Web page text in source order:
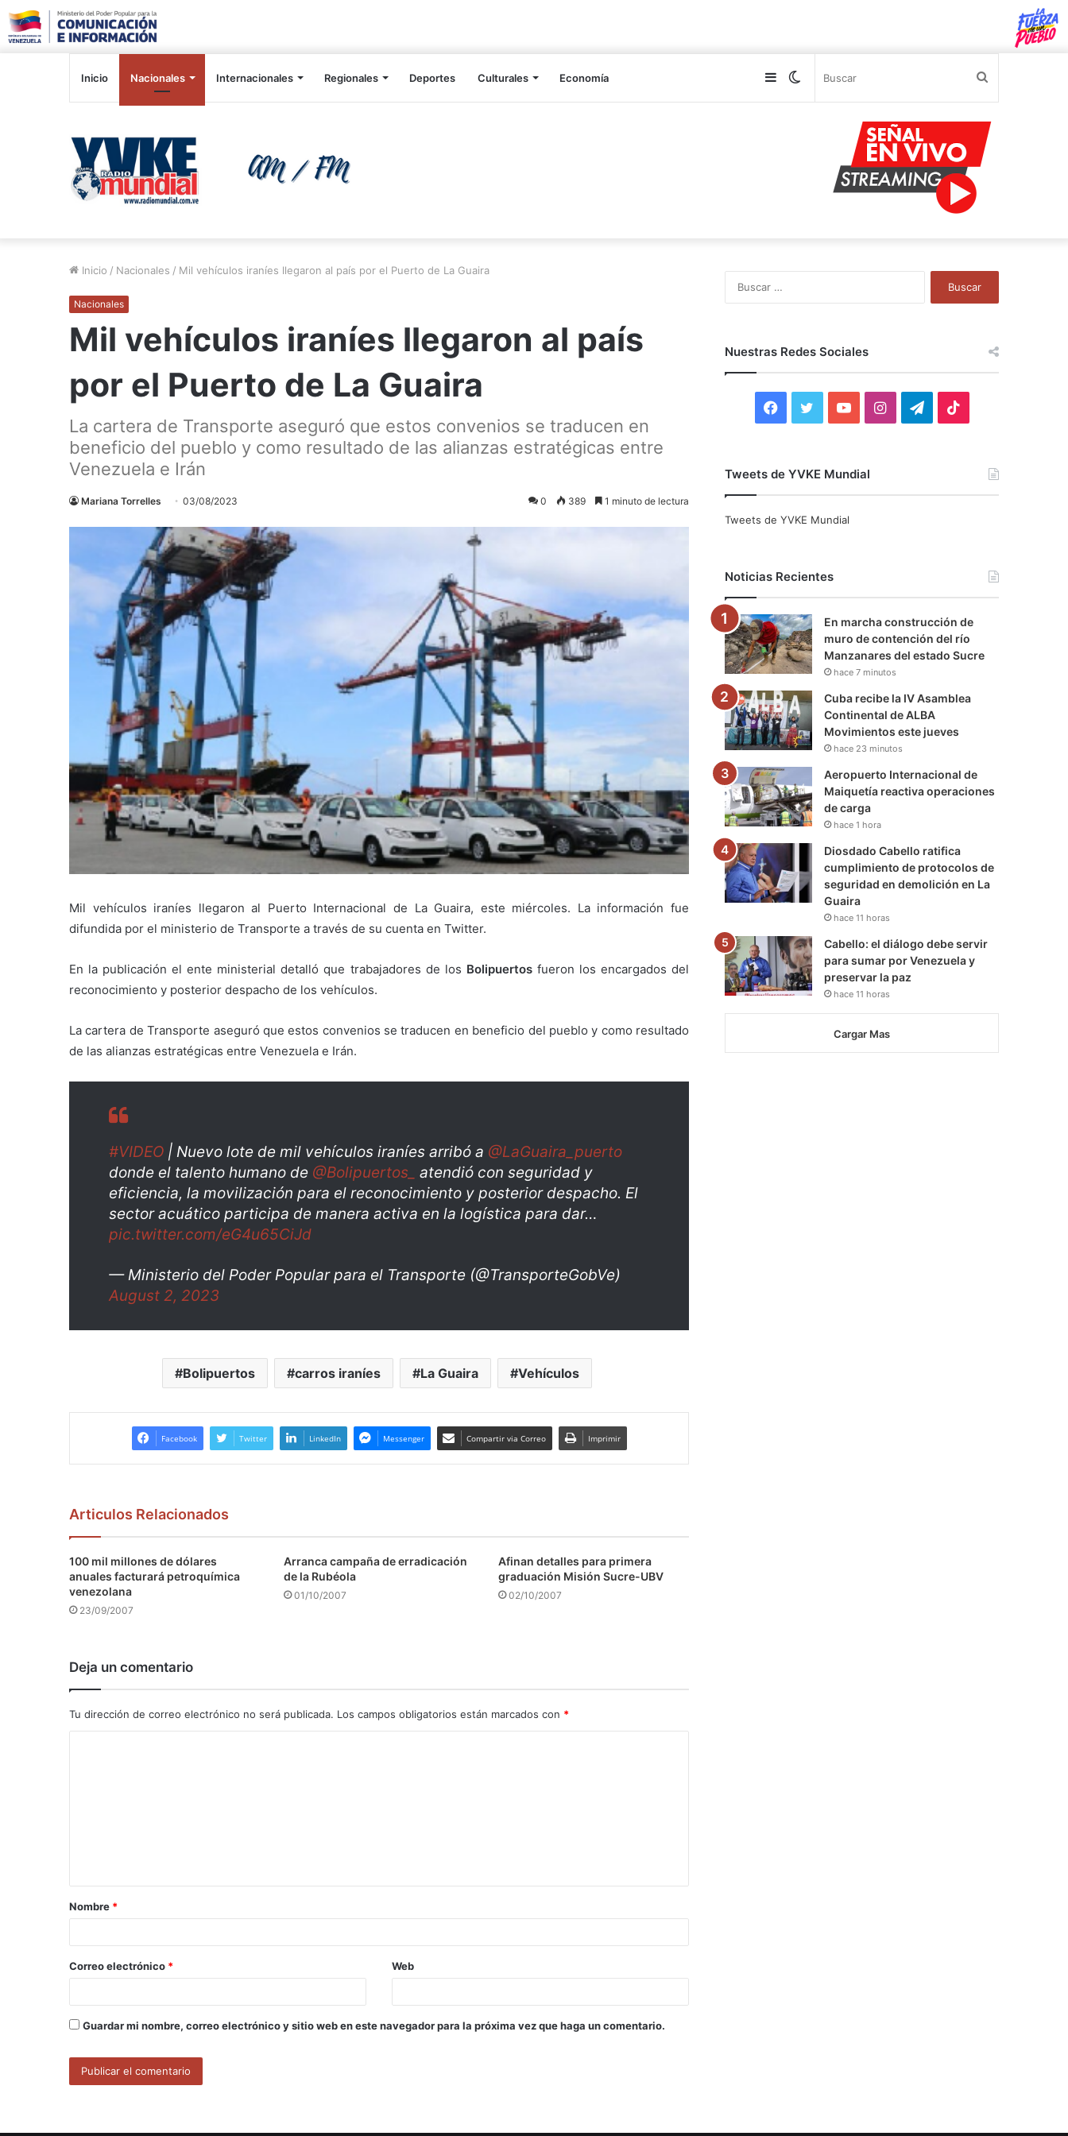
Inicio Nacionales Internacionales Regionales Deportes Culturales Economía Switch
Sidebar
Inicio / Nacionales / Mil vehículos iraníes llegaron al país por el Puerto de La Guaira
Nacionales
Mil vehículos iraníes llegaron al país
por el Puerto de La Guaira
La cartera de Transporte aseguró que estos convenios se traducen en
beneficio del pueblo y como resultado de las alianzas estratégicas entre
Venezuela e Irán
Mariana Torrelles 03/08/2023 0 389 1 minuto de lectura
Mil vehículos iraníes llegaron al Puerto Internacional de La Guaira, este miércoles. La información fue
difundida por el ministerio de Transporte a través de su cuenta en Twitter.
En la publicación el ente ministerial detalló que trabajadores de los Bolipuertosfueron los encargados del
reconocimiento y posterior despacho de los vehículos.
La cartera de Transporte aseguró que estos convenios se traducen en beneficio del pueblo y como resultado
de las alianzas estratégicas entre Venezuela e Irán.
#VIDEO | Nuevo lote de mil vehículos iraníes arribó a @LaGuaira_puerto
donde el talento humano de @Bolipuertos_
atendió con seguridad y
eficiencia, la movilización para el reconocimiento y posterior despacho. El
sector acuático participa de manera activa en la logística para dar…
pic.twitter.com/eG4u65CiJd
— Ministerio del Poder Popular para el Transporte (@TransporteGobVe)
August 2, 2023
Bolipuertos carros iraníes La Guaira Vehículos
Facebook Twitter LinkedIn Messenger Compartir via Correo Imprimir
Articulos Relacionados
100 mil millones de dólares
anuales facturará petroquímica
venezolana
23/09/2007
Arranca campaña de erradicación
de la Rubéola
01/10/2007
Afinan detalles para primera
graduación Misión Sucre-UBV
02/10/2007
Deja un comentario
Tu dirección de correo electrónico no será publicada. Los campos obligatorios están marcados con *
a
r
*
Nombre *
Correo electrónico * Web
Guardar mi nombre, correo electrónico y sitio web en este navegador para la próxima vez que haga un comentario.
Nuestras Redes Sociales
F
c
o
k
i
r
Y
u
e
I
r
a
m
T
a
m
Tweets de YVKE Mundial
Tweets de YVKE Mundial
Noticias Recientes
En marcha construcción de
muro de contención del río
Manzanares del estado Sucre
hace 7 minutos
Cuba recibe la IV Asamblea
Continental de ALBA
Movimientos este jueves
hace 23 minutos
Aeropuerto Internacional de
Maiquetía reactiva operaciones
de carga
hace 1 hora
Diosdado Cabello ratifica
cumplimiento de protocolos de
seguridad en demolición en La
Guaira
hace 11 horas
Cabello: el diálogo debe servir
para sumar por Venezuela y
preservar la paz
hace 11 horas
Cargar Mas